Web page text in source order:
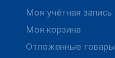
Моя учётная запись
Моя корзина
Отложенные товары